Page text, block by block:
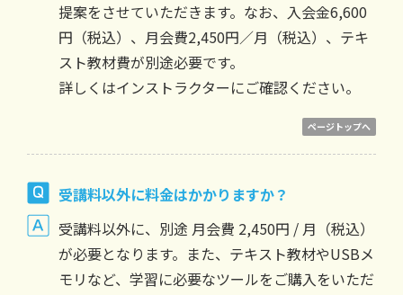
提案をさせていただきます。なお、入会金6,600
円（税込）、月会費2,450円／月（税込）、テキ
スト教材費が別途必要です。
詳しくはインストラクターにご確認ください。
ページトップへ
受講料以外に料金はかかりますか？
受講料以外に、別途 月会費 2,450円 / 月（税込）
が必要となります。また、テキスト教材やUSBメ
モリなど、学習に必要なツールをご購入をいただ